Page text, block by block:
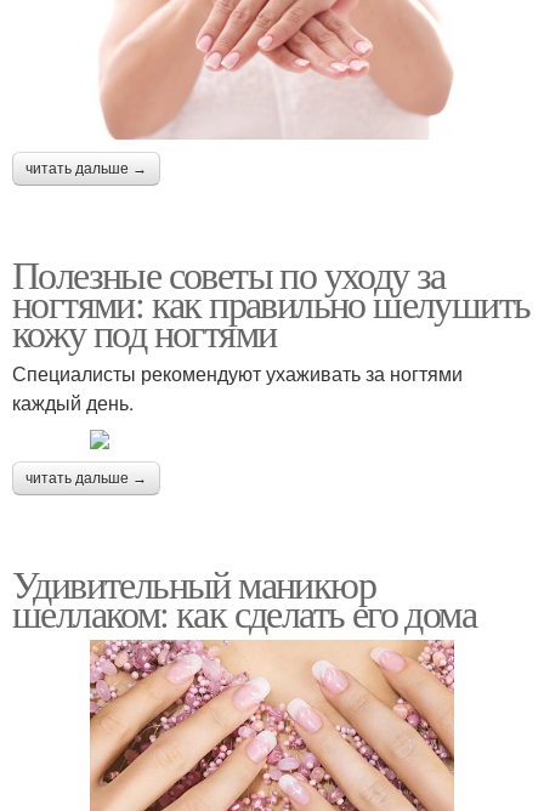
читать дальше →
Полезные советы по уходу за
ногтями: как правильно шелушить
кожу под ногтями
Специалисты рекомендуют ухаживать за ногтями
каждый день.
читать дальше →
Удивительный маникюр
шеллаком: как сделать его дома